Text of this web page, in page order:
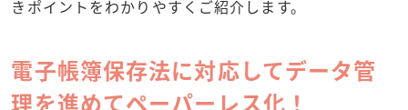
きポイントをわかりやすくご紹介します。
電子帳簿保存法に対応してデータ管
理を進めてペーパーレス化！